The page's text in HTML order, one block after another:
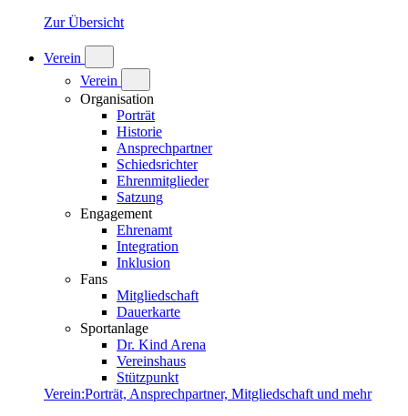
Zur Übersicht
Verein
Verein
Organisation
Porträt
Historie
Ansprechpartner
Schiedsrichter
Ehrenmitglieder
Satzung
Engagement
Ehrenamt
Integration
Inklusion
Fans
Mitgliedschaft
Dauerkarte
Sportanlage
Dr. Kind Arena
Vereinshaus
Stützpunkt
Verein:Porträt, Ansprechpartner, Mitgliedschaft und mehr